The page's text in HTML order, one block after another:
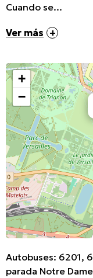
Cuando se...
Ver más
+
−
Autobuses: 6201,
parada Notre